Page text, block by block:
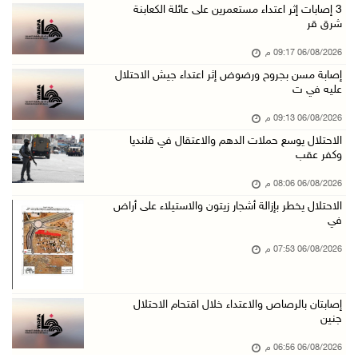
إصابتان بالرصاص والاعتداء خلال اقتحام الاحتلا ...
06/آب/2026 06:56 م
الاحتلال يسلم جثمان الشهيد علاء صبيح من قرية ...
06/آب/2026 06:38 م
دودين والتميمي يسلمان قرار تخصيص أرض لصالح مد ...
بيت لحم: حجاوي يتفقد بلدة نحالين ويطلع على اح ...
06/آب/2026 06:13 م
الاحتلال يغلق محيط دوار الزايد ويقتحم محال تج ...
"النقل والمواصلات" تطلق حملة لترخيص الجرارات ...
‏3 إصابات إثر اعتداء مستعمرين على عائلة الكعابنة
شرق قر
06/08/2026 09:17 م
إصابة مسن بجروح ورضوض إثر اعتداء جيش الاحتلال
عليه في ت
06/08/2026 09:13 م
الاحتلال يوسع حملات الدهم والاعتقال في قلنديا
وكفر عقب
06/08/2026 08:06 م
الاحتلال يخطر بإزالة أشجار زيتون والاستيلاء على أراض
في
06/08/2026 07:53 م
إصابتان بالرصاص والاعتداء خلال اقتحام الاحتلال
جنين
06/08/2026 06:56 م